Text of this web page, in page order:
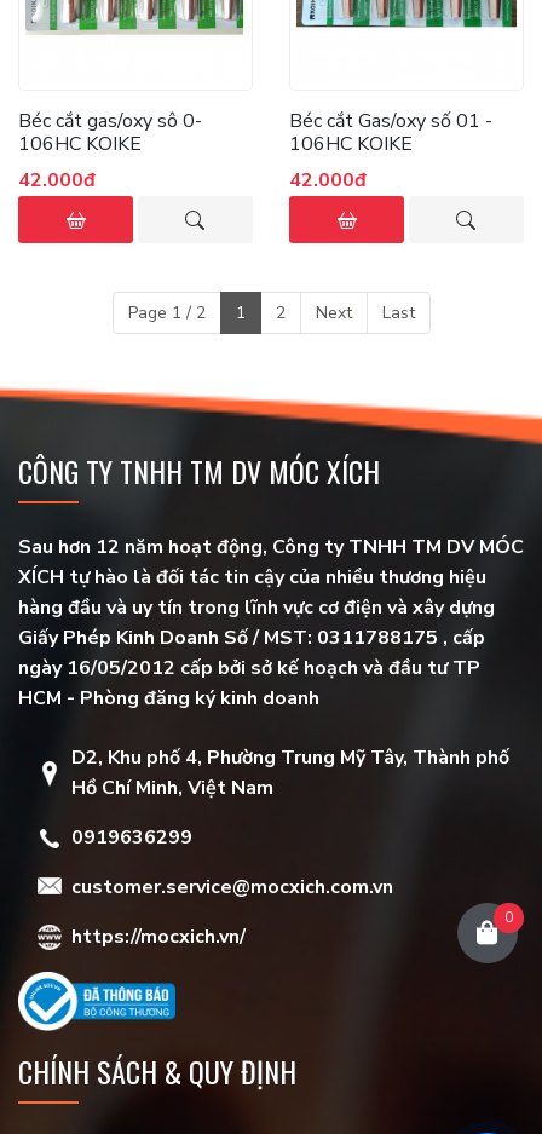
Béc cắt gas/oxy sô 0-
106HC KOIKE
42.000đ
Béc cắt Gas/oxy số 01 -
106HC KOIKE
42.000đ
Page 1 / 2 1 2 Next Last
CÔNG TY TNHH TM DV MÓC XÍCH
Sau hơn 12 năm hoạt động, Công ty TNHH TM DV MÓC
XÍCH tự hào là đối tác tin cậy của nhiều thương hiệu
hàng đầu và uy tín trong lĩnh vực cơ điện và xây dựng
Giấy Phép Kinh Doanh Số / MST: 0311788175 , cấp
ngày 16/05/2012 cấp bởi sở kế hoạch và đầu tư TP
HCM - Phòng đăng ký kinh doanh
D2, Khu phố 4, Phường Trung Mỹ Tây, Thành phố
Hồ Chí Minh, Việt Nam
0919636299
customer.service@mocxich.com.vn
https://mocxich.vn/
CHÍNH SÁCH & QUY ĐỊNH
0